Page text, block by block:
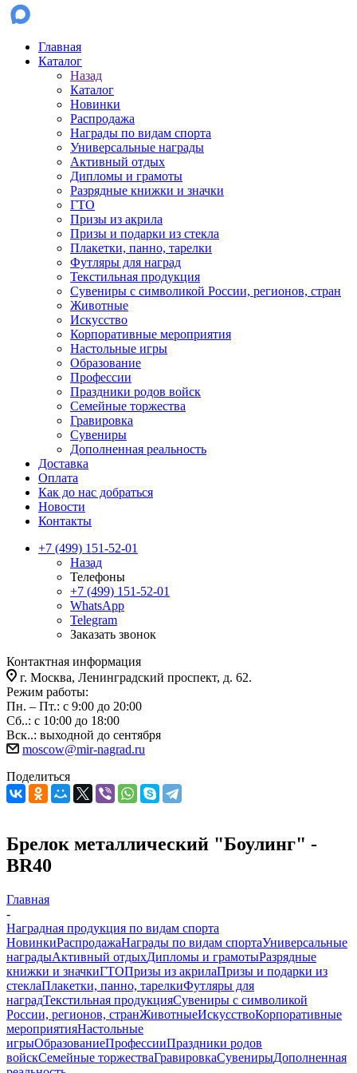
Главная
Каталог
Назад
Каталог
Новинки
Распродажа
Награды по видам спорта
Универсальные награды
Активный отдых
Дипломы и грамоты
Разрядные книжки и значки
ГТО
Призы из акрила
Призы и подарки из стекла
Плакетки, панно, тарелки
Футляры для наград
Текстильная продукция
Сувениры с символикой России, регионов, стран
Животные
Искусство
Корпоративные мероприятия
Настольные игры
Образование
Профессии
Праздники родов войск
Семейные торжества
Гравировка
Сувениры
Дополненная реальность
Доставка
Оплата
Как до нас добраться
Новости
Контакты
+7 (499) 151-52-01
Назад
Телефоны
+7 (499) 151-52-01
WhatsApp
Telegram
Заказать звонок
Контактная информация
г. Москва, Ленинградский проспект, д. 62.
Режим работы:
Пн. – Пт.: с 9:00 до 20:00
Сб..: с 10:00 до 18:00
Вск..: выходной до сентября
moscow@mir-nagrad.ru
Поделиться
Брелок металлический "Боулинг" -
BR40
Главная
-
Наградная продукция по видам спорта
НовинкиРаспродажаНаграды по видам спортаУниверсальные
наградыАктивный отдыхДипломы и грамотыРазрядные
книжки и значкиГТОПризы из акрилаПризы и подарки из
стеклаПлакетки, панно, тарелкиФутляры для
наградТекстильная продукцияСувениры с символикой
России, регионов, странЖивотныеИскусствоКорпоративные
мероприятияНастольные
игрыОбразованиеПрофессииПраздники родов
войскСемейные торжестваГравировкаСувенирыДополненная